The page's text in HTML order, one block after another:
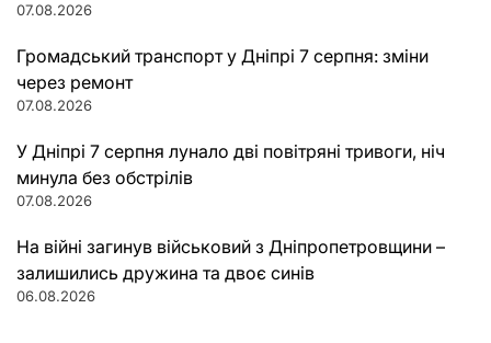
07.08.2026
Громадський транспорт у Дніпрі 7 серпня: зміни
через ремонт
07.08.2026
У Дніпрі 7 серпня лунало дві повітряні тривоги, ніч
минула без обстрілів
07.08.2026
На війні загинув військовий з Дніпропетровщини –
залишились дружина та двоє синів
06.08.2026